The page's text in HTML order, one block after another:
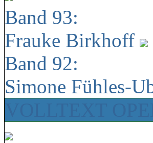
Band 93:
Frauke Birkhoff
Band 92:
Simone Fühles-